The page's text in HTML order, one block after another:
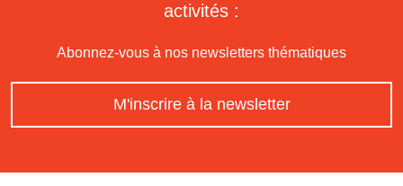
activités :
Abonnez-vous à nos newsletters thématiques
M'inscrire à la newsletter